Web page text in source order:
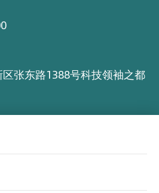
张东路1388号科技领袖之都